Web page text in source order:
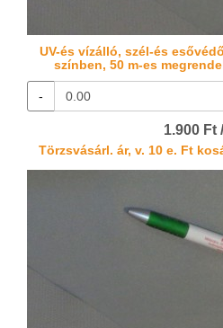
UV-és vízálló, szél-és
színben, 50 m-es
-
1.900 Ft
Törzsvásárl. ár, v. 10 e. Ft